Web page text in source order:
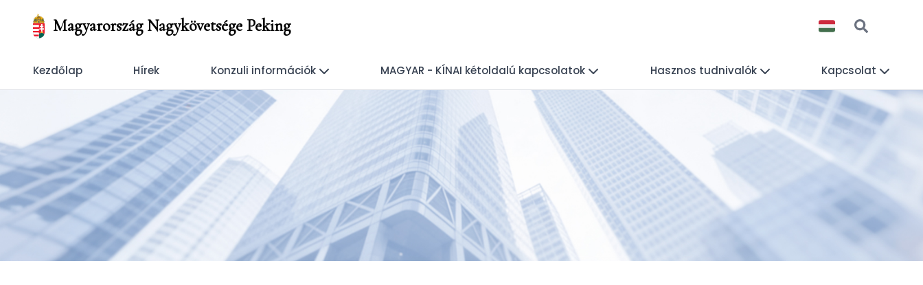
Magyarország Nagykövetsége Peking
Kezdőlap Hírek Konzuli információk MAGYAR - KÍNAI kétoldalú kapcsolatok Hasznos tudnivalók Kapcsolat